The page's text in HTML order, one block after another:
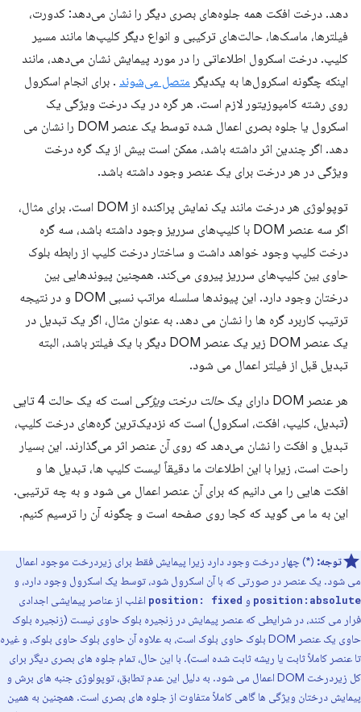
دهد. درخت افکت همه جلوه‌های بصری دیگر را نشان می‌دهد: کدورت،
فیلترها، ماسک‌ها، حالت‌های ترکیبی و انواع دیگر کلیپ‌ها مانند مسیر
کلیپ. درخت اسکرول اطلاعاتی را در مورد پیمایش نشان می‌دهد، مانند
اینکه چگونه اسکرول‌ها به یکدیگر متصل می‌شوند . برای انجام اسکرول
روی رشته کامپوزیتور لازم است. هر گره در یک درخت ویژگی یک
اسکرول یا جلوه بصری اعمال شده توسط یک عنصر DOM را نشان می
دهد. اگر چندین اثر داشته باشد، ممکن است بیش از یک گره درخت
ویژگی در هر درخت برای یک عنصر وجود داشته باشد.
توپولوژی هر درخت مانند یک نمایش پراکنده از DOM است. برای مثال،
اگر سه عنصر DOM با کلیپ‌های سرریز وجود داشته باشد، سه گره
درخت کلیپ وجود خواهد داشت و ساختار درخت کلیپ از رابطه بلوک
حاوی بین کلیپ‌های سرریز پیروی می‌کند. همچنین پیوندهایی بین
درختان وجود دارد. این پیوندها سلسله مراتب نسبی DOM و در نتیجه
ترتیب کاربرد گره ها را نشان می دهد. به عنوان مثال، اگر یک تبدیل در
یک عنصر DOM زیر یک عنصر DOM دیگر با یک فیلتر باشد، البته
تبدیل قبل از فیلتر اعمال می شود.
هر عنصر DOM دارای یک حالت درخت ویژگی
است که یک حالت 4 تایی
(تبدیل، کلیپ، افکت، اسکرول) است که نزدیک‌ترین گره‌های درخت کلیپ،
تبدیل و افکت را نشان می‌دهد که روی آن عنصر اثر می‌گذارند. این بسیار
راحت است، زیرا با این اطلاعات ما دقیقاً لیست کلیپ ها، تبدیل ها و
افکت هایی را می دانیم که برای آن عنصر اعمال می شود و به چه ترتیبی.
این به ما می گوید که کجا روی صفحه است و چگونه آن را ترسیم کنیم.
توجه: (*) چهار درخت وجود دارد زیرا پیمایش فقط برای زیردرخت موجود اعمال
می شود. یک عنصر در صورتی که با آن اسکرول شود، توسط یک اسکرول وجود دارد، و
position:absolute و position: fixed اغلب از عناصر پیمایشی اجدادی
فرار می کنند، در شرایطی که عنصر پیمایش در زنجیره بلوک حاوی نیست (زنجیره بلوک
حاوی یک عنصر DOM بلوک حاوی بلوک است، به علاوه آن حاوی بلوک حاوی بلوک، و غیره
تا عنصر کاملاً ثابت یا ریشه ثابت شده است). با این حال، تمام جلوه های بصری دیگر برای
کل زیردرخت DOM اعمال می شود. به دلیل این عدم تطابق، توپولوژی جنبه های برش و
پیمایش درختان ویژگی ها گاهی کاملاً متفاوت از جلوه های بصری است. همچنین به همین